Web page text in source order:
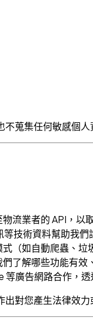
蒐集任何敏感個
流業者的 API，以
技術資料幫助我們
（如自動爬蟲、垃
了解哪些功能有效
廣告網路合作，透
對您產生法律效力